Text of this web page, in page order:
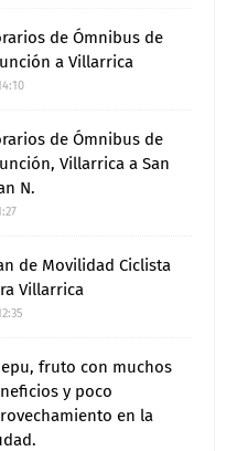
de Ómnibus de
a Villarrica
de Ómnibus de
Villarrica a San
N.
de Movilidad Ciclista
Villarrica
fruto con muchos
y poco
en la